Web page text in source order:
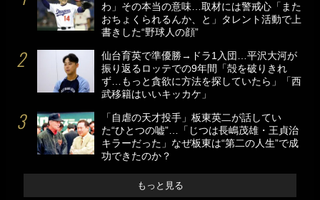
わ」その本当の意味…取材には警戒心「また
おちょくられるんか、と」タレント活動で上
書きした“野球人の顔”
仙台育英で準優勝→ドラ1入団…平沢大河が
振り返るロッテでの9年間「殻を破りきれ
ず…もっと貪欲に方法を探していたら」「西
武移籍はいいキッカケ」
「自虐の天才投手」板東英二が話してい
た“ひとつの嘘”…「じつは長嶋茂雄・王貞治
キラーだった」なぜ板東は“第二の人生”で成
功できたのか？
もっと見る